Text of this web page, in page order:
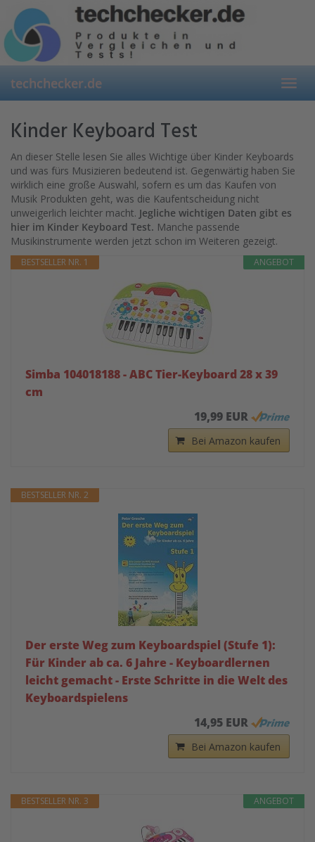
main
content
techchecker.de
Kinder Keyboard Test
An dieser Stelle lesen Sie alles Wichtige über Kinder Keyboards
und was fürs Musizieren bedeutend ist. Gegenwärtig haben Sie
wirklich eine große Auswahl, sofern es um das Kaufen von
Musik Produkten geht, was die Kaufentscheidung nicht
unweigerlich leichter macht. Jegliche wichtigen Daten gibt es
hier im Kinder Keyboard Test. Manche passende
Musikinstrumente werden jetzt schon im Weiteren gezeigt.
ANGEBOT
BESTSELLER NR. 1
Simba 104018188 - ABC Tier-Keyboard 28 x 39
cm
19,99 EUR
Bei Amazon kaufen
BESTSELLER NR. 2
Der erste Weg zum Keyboardspiel (Stufe 1):
Für Kinder ab ca. 6 Jahre - Keyboardlernen
leicht gemacht - Erste Schritte in die Welt des
Keyboardspielens
14,95 EUR
Bei Amazon kaufen
ANGEBOT
BESTSELLER NR. 3